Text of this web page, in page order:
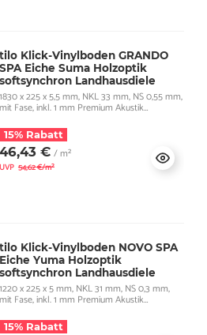
tilo Klick-Vinylboden GRANDO
SPA Eiche Suma Holzoptik
softsynchron Landhausdiele
1830 x 225 x 5,5 mm, NKL 33 mm, NS 0,55 mm,
mit Fase, inkl. 1 mm Premium Akustik
15% Rabatt
46,43 € / m²
UVP 54,62 €/m²
tilo Klick-Vinylboden NOVO SPA
Eiche Yuma Holzoptik
softsynchron Landhausdiele
1220 x 225 x 5 mm, NKL 31 mm, NS 0,3 mm,
mit Fase, inkl. 1 mm Premium Akustik
15% Rabatt